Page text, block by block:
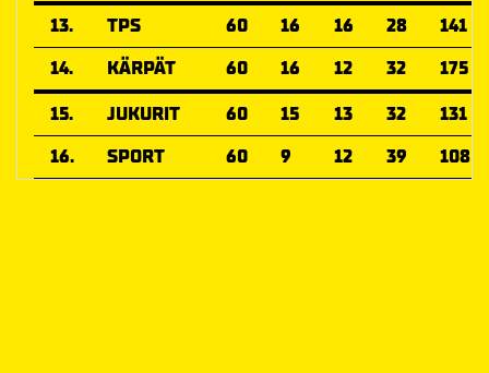
13.
TPS 60 16 16 28
141
14.
KÄRPÄT 60 16 12 32
175
15.
JUKURIT 60 15 13 32
131
16.
SPORT 60 9 12 39 108